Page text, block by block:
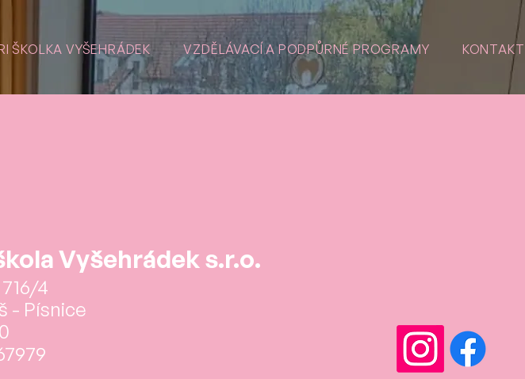
ŠKOLKA VYŠEHRÁDEK VZDĚLÁVACÍ A PODPŮRNÉ PROGRAMY KONTAKT
Vyšehrádek s.r.o.
4
- Písnice